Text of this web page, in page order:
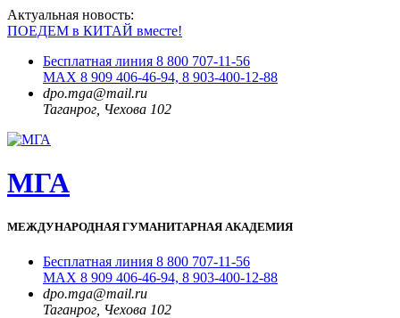
Актуальная новость:
ПОЕДЕМ в КИТАЙ вместе!
Бесплатная линия 8 800 707-11-56
MAX 8 909 406-46-94, 8 903-400-12-88
dpo.mga@mail.ru
Таганрог, Чехова 102
МГА
МЕЖДУНАРОДНАЯ ГУМАНИТАРНАЯ АКАДЕМИЯ
Бесплатная линия 8 800 707-11-56
MAX 8 909 406-46-94, 8 903-400-12-88
dpo.mga@mail.ru
Таганрог, Чехова 102